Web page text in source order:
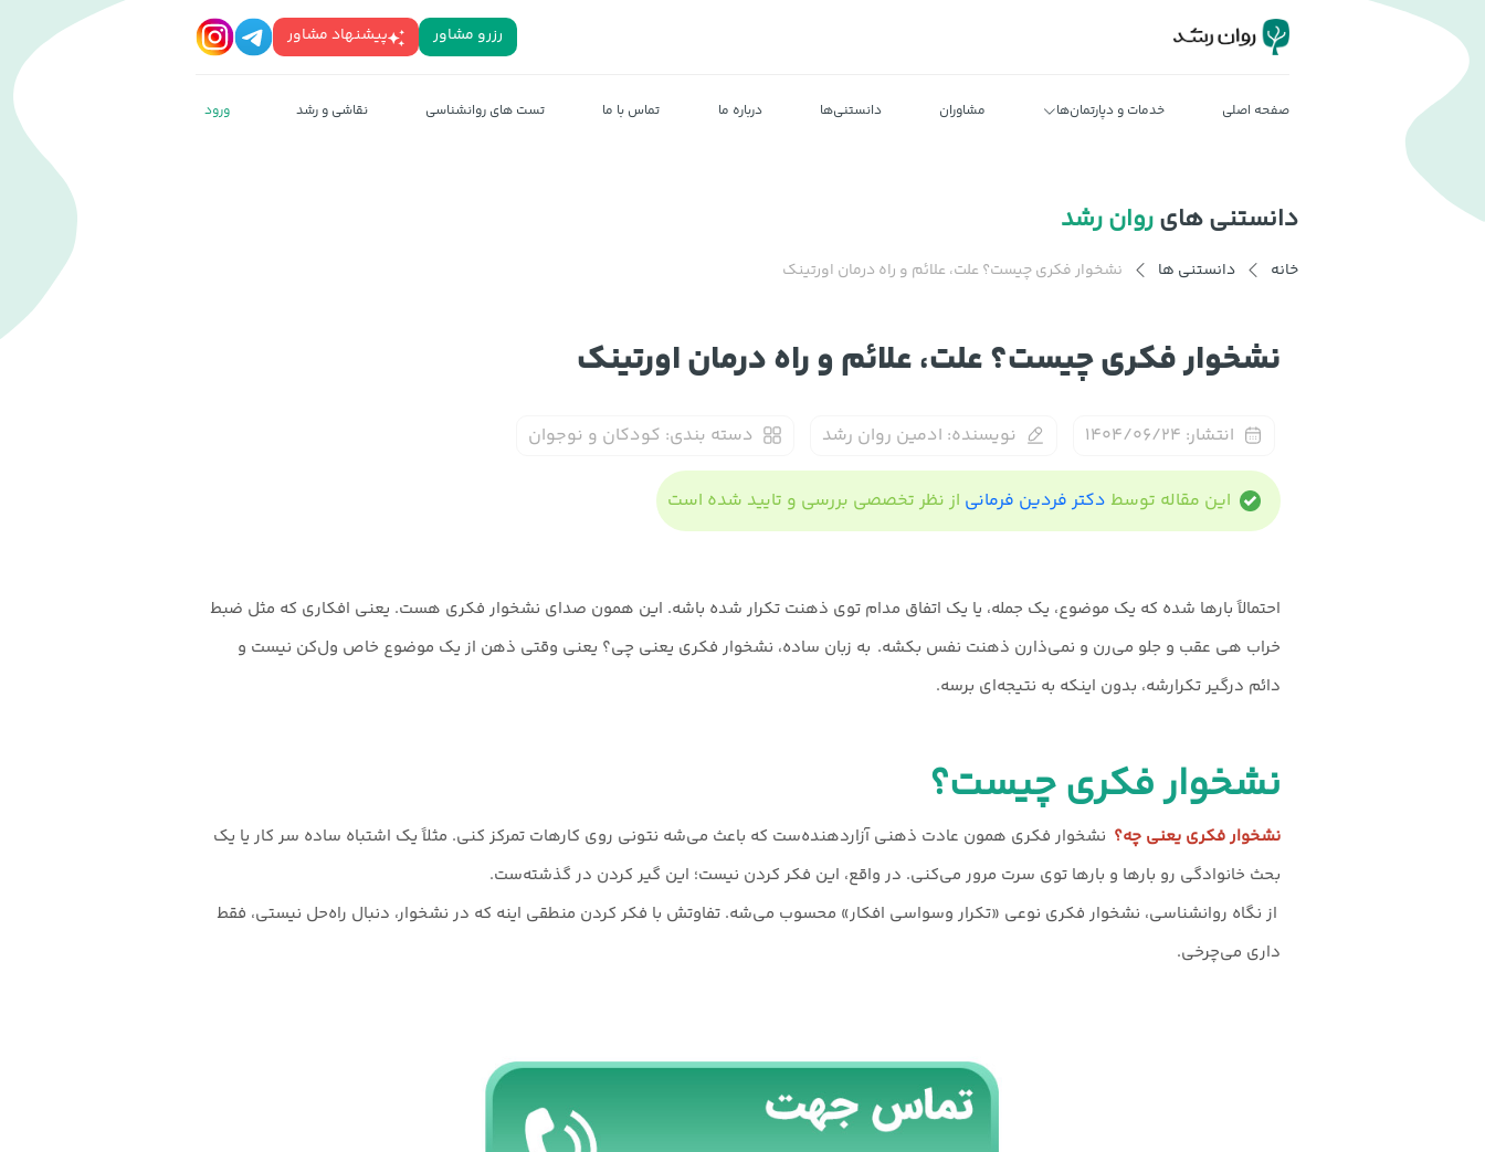
رزرو مشاور پیشنهاد مشاور
صفحه اصلی خدمات و دپارتمان‌ها مشاوران دانستنی‌ها درباره ما تماس با ما تست های روانشناسی نقاشی و رشد ورود
دانستنی هایروان رشد
خانه دانستنی ها نشخوار فکری چیست؟ علت، علائم و راه درمان اورتینک
نشخوار فکری چیست؟ علت، علائم و راه درمان اورتینک
انتشار: ۱۴۰۴/۰۶/۲۴ نویسنده: ادمین روان رشد دسته بندی: کودکان و نوجوان
این مقاله توسط دکتر فردین فرمانی از نظر تخصصی بررسی و تایید شده است
احتمالاً بارها شده که یک موضوع، یک جمله، یا یک اتفاق مدام توی ذهنت تکرار شده باشه. این همون صدای نشخوار فکری هست. یعنی افکاری که مثل ضبط
خراب هی عقب و جلو می‌رن و نمی‌ذارن ذهنت نفس بکشه. به زبان ساده، نشخوار فکری یعنی چی؟ یعنی وقتی ذهن از یک موضوع خاص ول‌کن نیست و
دائم درگیر تکرارشه، بدون اینکه به نتیجه‌ای برسه.
نشخوار فکری چیست؟
نشخوار فکری یعنی چه؟ نشخوار فکری همون عادت ذهنی آزاردهنده‌ست که باعث می‌شه نتونی روی کارهات تمرکز کنی. مثلاً یک اشتباه ساده سر کار یا یک
بحث خانوادگی رو بارها و بارها توی سرت مرور می‌کنی. در واقع، این فکر کردن نیست؛ این گیر کردن در گذشته‌ست.
از نگاه روانشناسی، نشخوار فکری نوعی «تکرار وسواسی افکار» محسوب می‌شه. تفاوتش با فکر کردن منطقی اینه که در نشخوار، دنبال راه‌حل نیستی، فقط
داری می‌چرخی.